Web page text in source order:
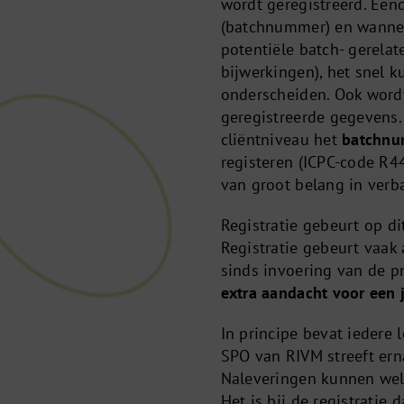
(batchnummer) en
potentiële batch-
bijwerkingen), het snel
onderscheiden. Ook
geregistreerde
cliëntniveau het
registeren (ICPC-code
van groot belang in
Registratie gebeurt op
Registratie gebeurt
sinds invoering van de
extra aandacht voor
In principe bevat iedere
SPO van RIVM streeft
Naleveringen kunnen